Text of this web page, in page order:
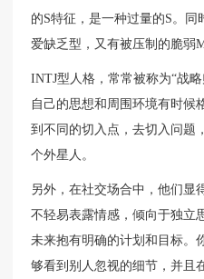
的S特征，是一种过量的S。
爱缺乏型，又有被压制的脆弱
INTJ型人格，常常被称为“战
自己的思想和周围环境有时候
到不同的切入点，去切入问题
个外星人。
另外，在社交场合中，他们显
不轻易表露情感，倾向于独立
未来抱有明确的计划和目标。
够看到别人忽视的细节，并且